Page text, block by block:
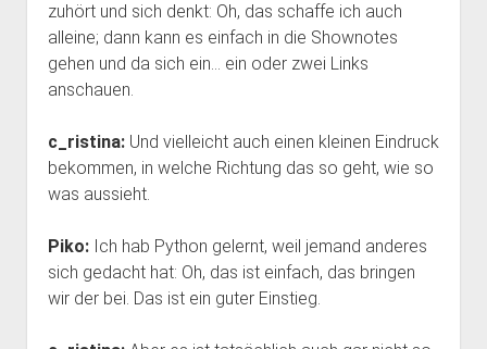
zuhört und sich denkt: Oh, das schaffe ich auch
alleine; dann kann es einfach in die Shownotes
gehen und da sich ein… ein oder zwei Links
anschauen.
c_ristina:Und vielleicht auch einen kleinen Eindruck
bekommen, in welche Richtung das so geht, wie so
was aussieht.
Piko:Ich hab Python gelernt, weil jemand anderes
sich gedacht hat: Oh, das ist einfach, das bringen
wir der bei. Das ist ein guter Einstieg.